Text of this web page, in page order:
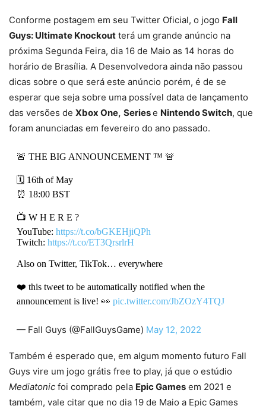
Conforme postagem em seu Twitter Oficial, o jogo Fall
Guys: Ultimate Knockout terá um grande anúncio na
próxima Segunda Feira, dia 16 de Maio as 14 horas do
horário de Brasília. A Desenvolvedora ainda não passou
dicas sobre o que será este anúncio porém, é de se
esperar que seja sobre uma possível data de lançamento
das versões de Xbox One, Seriese Nintendo Switch, que
foram anunciadas em fevereiro do ano passado.
🚨 THE BIG ANNOUNCEMENT ™ 🚨
🗓️ 16th of May
⏰ 18:00 BST
📺 W H E R E ?
YouTube: https://t.co/bGKEHjiQPh
Twitch: https://t.co/ET3QrsrlrH
Also on Twitter, TikTok… everywhere
❤️ this tweet to be automatically notified when the
announcement is live! 👀 pic.twitter.com/JbZOzY4TQJ
— Fall Guys (@FallGuysGame) May 12, 2022
Também é esperado que, em algum momento futuro Fall
Guys vire um jogo grátis free to play, já que o estúdio
Mediatonic foi comprado pela Epic Games em 2021 e
também, vale citar que no dia 19 de Maio a Epic Games